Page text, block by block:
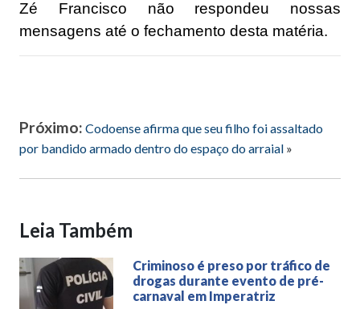
Zé Francisco não respondeu nossas
mensagens até o fechamento desta matéria.
Próximo: Codoense afirma que seu filho foi assaltado
por bandido armado dentro do espaço do arraial »
Leia Também
Criminoso é preso por tráfico de
drogas durante evento de pré-
carnaval em Imperatriz